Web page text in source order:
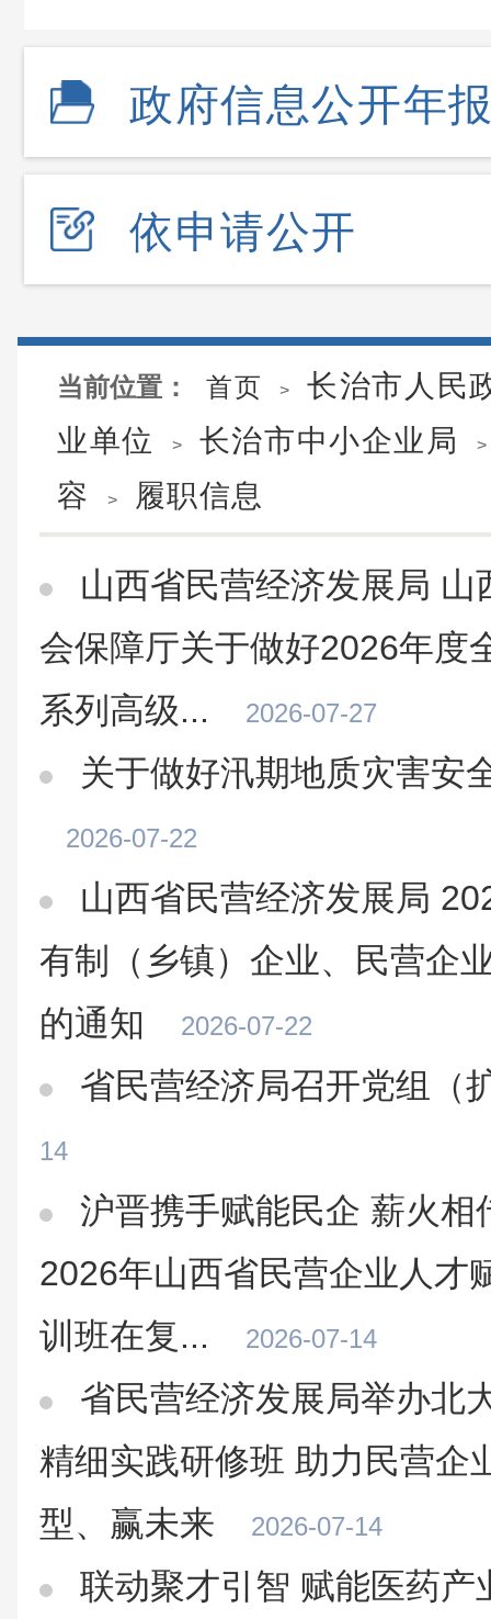
政府信息公开年
依申请公开
当前位置： 首页 >
长治市人民
业单位
> 长治市中小企业局 >
容 > 履职信息
山西省民营经济发展局 山
会保障厅关于做好2026年度
系列高级...
2026-07-27
关于做好汛期地质灾害安
2026-07-22
山西省民营经济发展局
有制（乡镇）企业、民营企
的通知
2026-07-22
省民营经济局召开党组（
14
沪晋携手赋能民企 薪火
2026年山西省民营企业人才
训班在复...
2026-07-14
省民营经济发展局举办北
精细实践研修班 助力民营企
型、赢未来
2026-07-14
联动聚才引智 赋能医药产